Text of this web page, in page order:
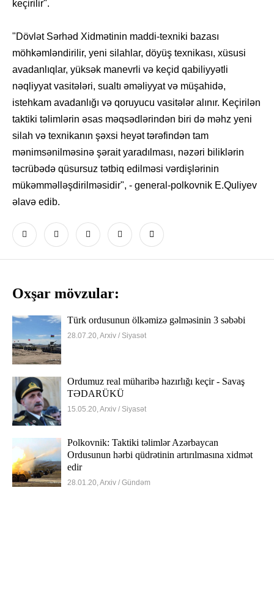
keçirilir".
"Dövlət Sərhəd Xidmətinin maddi-texniki bazası
möhkəmləndirilir, yeni silahlar, döyüş texnikası, xüsusi
avadanlıqlar, yüksək manevrli və keçid qabiliyyətli
nəqliyyat vasitələri, sualtı əməliyyat və müşahidə,
istehkam avadanlığı və qoruyucu vasitələr alınır. Keçirilən
taktiki təlimlərin əsas məqsədlərindən biri də məhz yeni
silah və texnikanın şəxsi heyət tərəfindən tam
mənimsənilməsinə şərait yaradılması, nəzəri biliklərin
təcrübədə qüsursuz tətbiq edilməsi vərdişlərinin
mükəmməlləşdirilməsidir", - general-polkovnik E.Quliyev
əlavə edib.
Oxşar mövzular:
Türk ordusunun ölkəmizə gəlməsinin 3 səbəbi
28.07.20, Arxiv / Siyasət
Ordumuz real müharibə hazırlığı keçir - Savaş
TƏDARÜKÜ
15.05.20, Arxiv / Siyasət
Polkovnik: Taktiki təlimlər Azərbaycan
Ordusunun hərbi qüdrətinin artırılmasına xidmət
edir
28.01.20, Arxiv / Gündəm